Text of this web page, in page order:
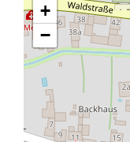
+
−